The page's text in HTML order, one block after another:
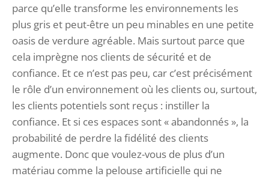
parce qu’elle transforme les environnements les
plus gris et peut-être un peu minables en une petite
oasis de verdure agréable. Mais surtout parce que
cela imprègne nos clients de sécurité et de
confiance. Et ce n’est pas peu, car c’est précisément
le rôle d’un environnement où les clients ou, surtout,
les clients potentiels sont reçus : instiller la
confiance. Et si ces espaces sont « abandonnés », la
probabilité de perdre la fidélité des clients
augmente. Donc que voulez-vous de plus d’un
matériau comme la pelouse artificielle qui ne